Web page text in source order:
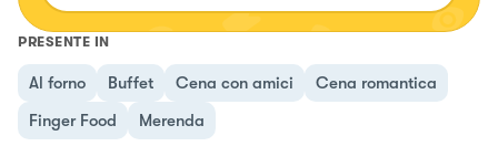
PRESENTE IN
Al forno Buffet Cena con amici
Cena romantica
Finger Food
Merenda